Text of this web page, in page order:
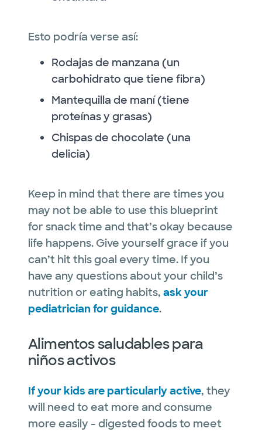
Esto podría verse así:
Rodajas de manzana (un
carbohidrato que tiene fibra)
Mantequilla de maní (tiene
proteínas y grasas)
Chispas de chocolate (una
delicia)
Keep in mind that there are times you
may not be able to use this blueprint
for snack time and that’s okay because
life happens. Give yourself grace if you
can’t hit this goal every time. If you
have any questions about your child’s
nutrition or eating habits, ask your
pediatrician for guidance.
Alimentos saludables para
niños activos
If your kids are particularly active, they
will need to eat more and consume
more easily - digested foods to meet